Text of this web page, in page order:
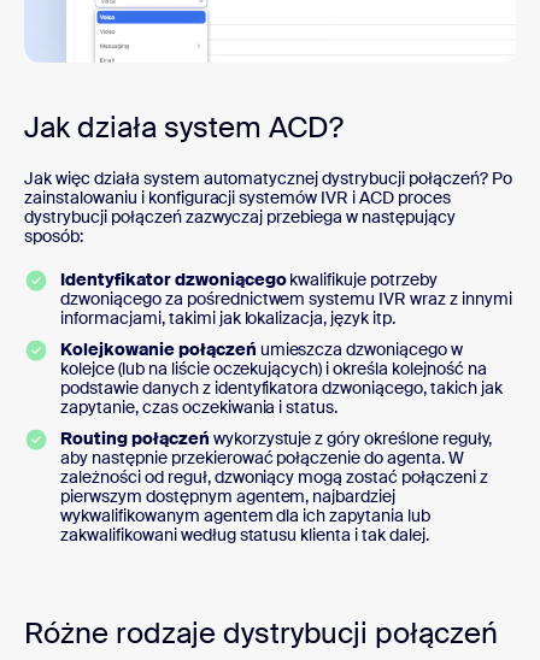
Jak działa system ACD?
Jak więc działa system automatycznej dystrybucji połączeń? Po
zainstalowaniu i konfiguracji systemów IVR i ACD proces
dystrybucji połączeń zazwyczaj przebiega w następujący
sposób:
Identyfikator dzwoniącegokwalifikuje potrzeby
dzwoniącego za pośrednictwem systemu IVR wraz z innymi
informacjami, takimi jak lokalizacja, język itp.
Kolejkowanie połączeń umieszcza dzwoniącego w
kolejce (lub na liście oczekujących) i określa kolejność na
podstawie danych z identyfikatora dzwoniącego, takich jak
zapytanie, czas oczekiwania i status.
Routing połączeń wykorzystuje z góry określone reguły,
aby następnie przekierować połączenie do agenta. W
zależności od reguł, dzwoniący mogą zostać połączeni z
pierwszym dostępnym agentem, najbardziej
wykwalifikowanym agentem dla ich zapytania lub
zakwalifikowani według statusu klienta i tak dalej.
Różne rodzaje dystrybucji połączeń